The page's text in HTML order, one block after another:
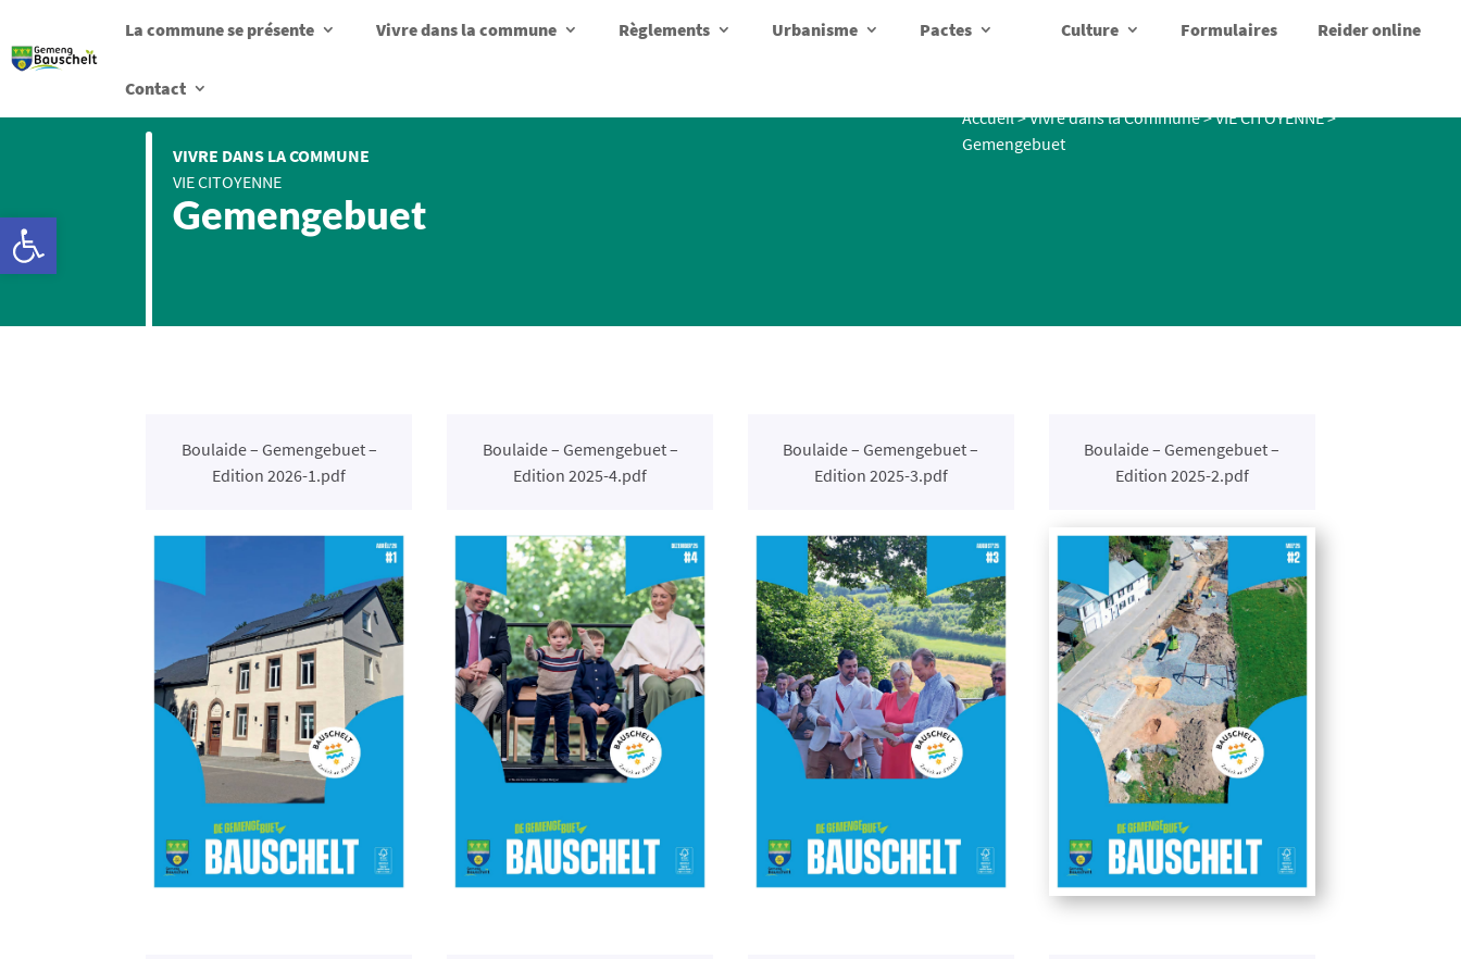
La commune se présente Vivre dans la commune Règlements Urbanisme Pactes Culture Formulaires Reider online
Contact
VIVRE DANS LA COMMUNE
VIE CITOYENNE
Gemengebuet
Accueil>Vivre dans la Commune>VIE CITOYENNE>
Gemengebuet
Boulaide – Gemengebuet –
Edition 2026-1.pdf
Boulaide – Gemengebuet –
Edition 2025-4.pdf
Boulaide – Gemengebuet –
Edition 2025-3.pdf
Boulaide – Gemengebuet –
Edition 2025-2.pdf
Ouvrir la barre d’outils